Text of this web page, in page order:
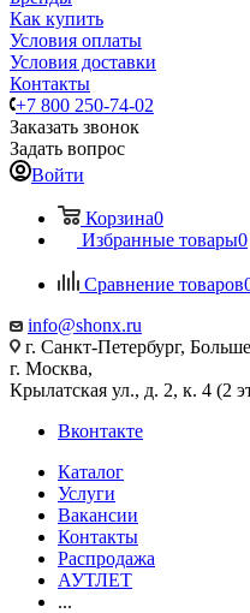
Как купить
Условия оплаты
Условия доставки
Контакты
+7 800 250-74-02
Заказать звонок
Задать вопрос
Войти
Корзина0
Избранные товары0
Сравнение товаров
info@shonx.ru
г. Санкт-Петербург,
г. Москва,
Крылатская ул., д. 2, к. 4 (2
Вконтакте
Каталог
Услуги
Вакансии
Контакты
Распродажа
АУТЛЕТ
...